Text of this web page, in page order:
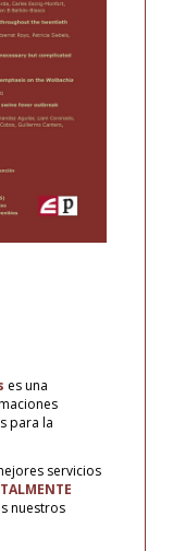
es una
para la
servicios
nuestros